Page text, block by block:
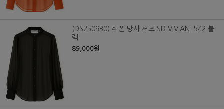
(DS250930) 쉬폰 망사 셔츠 SD VIVIAN_542 블
랙
89,000원